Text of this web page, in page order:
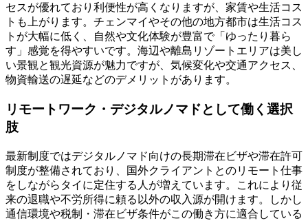
セスが優れており利便性が高くなりますが、家賃や生活コス
トも上がります。チェンマイやその他の地方都市は生活コス
トが大幅に低く、自然や文化体験が豊富で「ゆったり暮ら
す」感覚を得やすいです。海辺や離島リゾートエリアは美し
い景観と観光資源が魅力ですが、気候変化や交通アクセス、
物資輸送の遅延などのデメリットがあります。
リモートワーク・デジタルノマドとして働く選択
肢
最新制度ではデジタルノマド向けの長期滞在ビザや滞在許可
制度が整備されており、国外クライアントとのリモート仕事
をしながらタイに定住する人が増えています。これにより従
来の退職や不労所得に頼る以外の収入源が開けます。しかし
通信環境や税制・滞在ビザ条件がこの働き方に適合している